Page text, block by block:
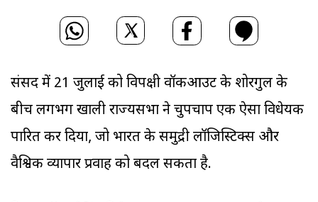
संसद में 21 जुलाई को विपक्षी वॉकआउट के शोरगुल के
बीच लगभग खाली राज्यसभा ने चुपचाप एक ऐसा विधेयक
पारित कर दिया, जो भारत के समुद्री लॉजिस्टिक्स और
वैश्विक व्यापार प्रवाह को बदल सकता है.